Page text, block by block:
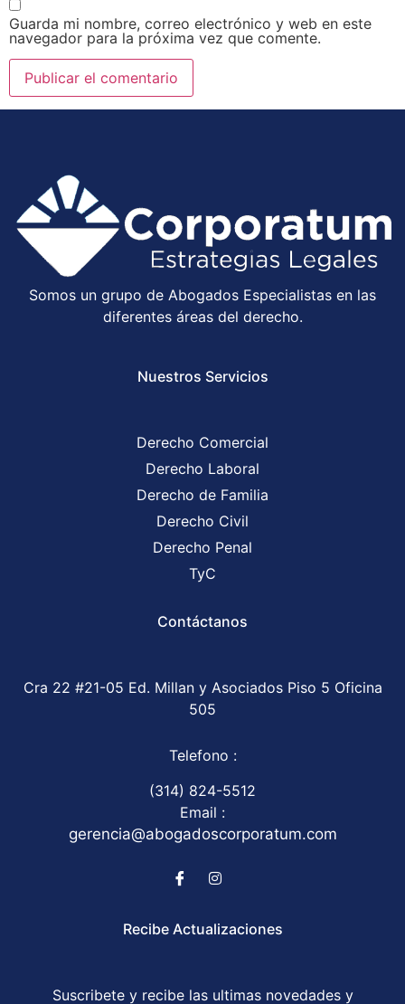
Guarda mi nombre, correo electrónico y web en este
navegador para la próxima vez que comente.
Somos un grupo de Abogados Especialistas en las
diferentes áreas del derecho.
Nuestros Servicios
Derecho Comercial
Derecho Laboral
Derecho de Familia
Derecho Civil
Derecho Penal
TyC
Contáctanos
Cra 22 #21-05 Ed. Millan y Asociados Piso 5 Oficina
505
Telefono :
(314) 824-5512
Email :
gerencia@abogadoscorporatum.com
Recibe Actualizaciones
Suscribete y recibe las ultimas novedades y